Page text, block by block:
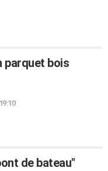
parquet bois
de bateau"